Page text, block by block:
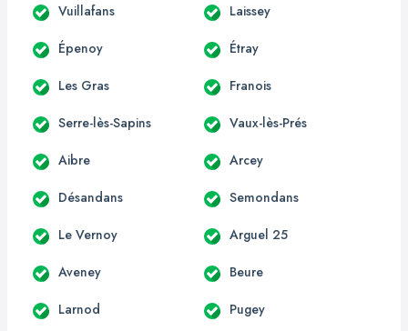
Vuillafans Laissey
Épenoy Étray
Les Gras Franois
Serre-lès-Sapins Vaux-lès-Prés
Aibre Arcey
Désandans Semondans
Le Vernoy Arguel 25
Aveney Beure
Larnod Pugey